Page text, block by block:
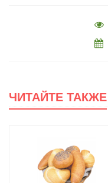
ЧИТАЙТЕ ТАКЖЕ